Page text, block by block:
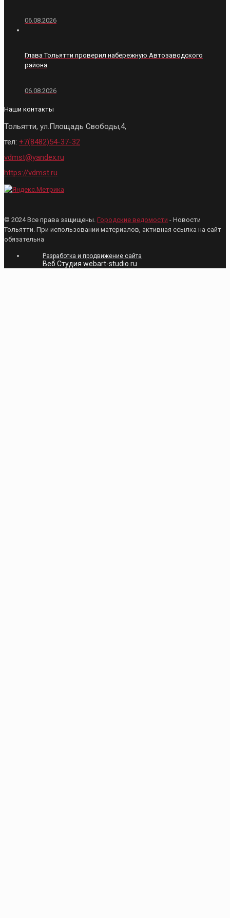
06.08.2026
Глава Тольятти проверил набережную Автозаводского
района
06.08.2026
Наши контакты
Тольятти, ул.Площадь Свободы,4,
тел: +7(8482)54-37-32
vdmst@yandex.ru
https://vdmst.ru
© 2024 Все права защищены. Городские ведомости - Новости
Тольятти. При использовании материалов, активная ссылка на сайт
обязательна
Разработка и продвижение сайта
Веб Студия webart-studio.ru